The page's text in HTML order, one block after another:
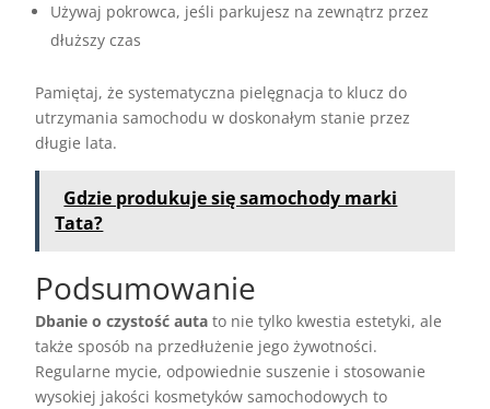
Używaj pokrowca, jeśli parkujesz na zewnątrz przez
dłuższy czas
Pamiętaj, że systematyczna pielęgnacja to klucz do
utrzymania samochodu w doskonałym stanie przez
długie lata.
Gdzie produkuje się samochody marki
Tata?
Podsumowanie
Dbanie o czystość auta to nie tylko kwestia estetyki, ale
także sposób na przedłużenie jego żywotności.
Regularne mycie, odpowiednie suszenie i stosowanie
wysokiej jakości kosmetyków samochodowych to